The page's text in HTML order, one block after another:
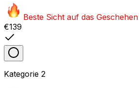
Beste Sicht auf das Geschehen
€139
Kategorie 2